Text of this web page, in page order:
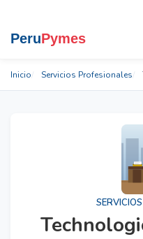
Inicio Servicios Profesionales